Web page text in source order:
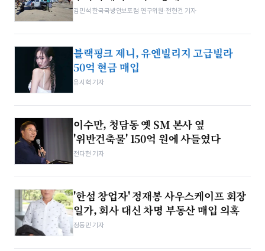
김민석 한국국방안보포럼 연구위원·전현건 기자
블랙핑크 제니, 유엔빌리지 고급빌라
50억 현금 매입
유시혁 기자
이수만, 청담동 옛 SM 본사 옆
'위반건축물' 150억 원에 사들였다
전다현 기자
'한섬 창업자' 정재봉 사우스케이프 회장
일가, 회사 대신 차명 부동산 매입 의혹
정동민 기자